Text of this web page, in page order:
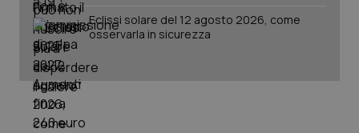
Eclissi solare del 12 agosto 2026, come
osservarla in sicurezza